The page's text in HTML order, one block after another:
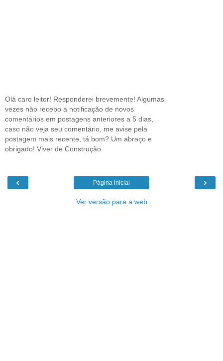
Olá caro leitor! Responderei brevemente! Algumas
vezes não recebo a notificação de novos
comentários em postagens anteriores a 5 dias,
caso não veja seu comentário, me avise pela
postagem mais recente, tá bom? Um abraço e
obrigado! Viver de Construção
‹ ›
Página inicial
Ver versão para a web